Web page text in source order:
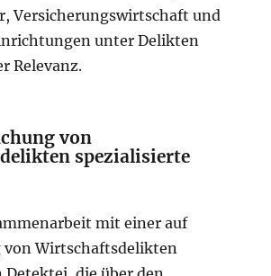
Versicherungswirtschaft und
unter Delikten
Relevanz.
von
spezialisierte
mit einer auf
von Wirtschaftsdelikten